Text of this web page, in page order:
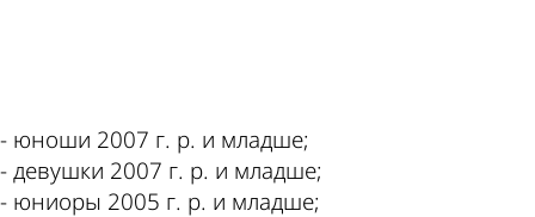
- юноши 2007 г. р. и младше;
- девушки 2007 г. р. и младше;
- юниоры 2005 г. р. и младше;